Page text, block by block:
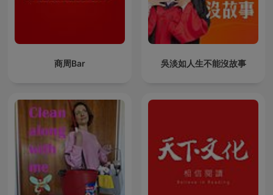
商周Bar 吳淡如人生不能沒故事